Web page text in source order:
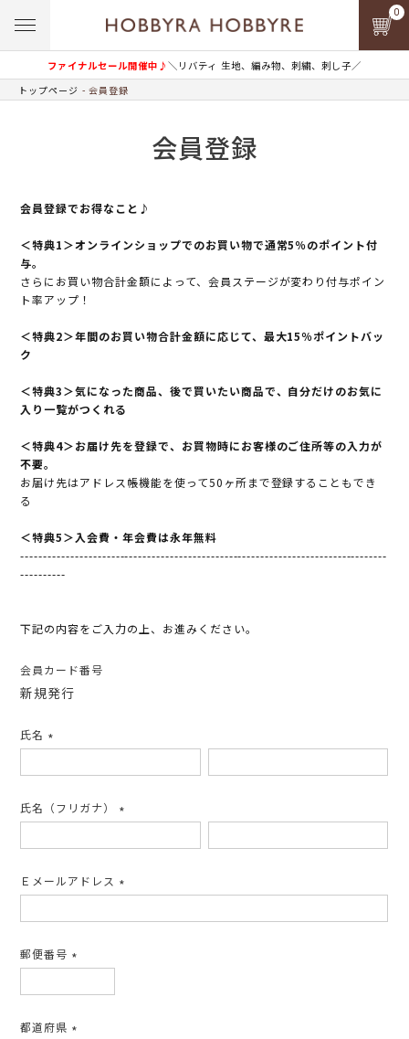
ファイナルセール開催中♪＼リバティ 生地、編み物、刺繍、刺し子／
0
トップページ 会員登録
会員登録
会員登録でお得なこと♪
＜特典1＞オンラインショップでのお買い物で通常5％のポイント付
与。
さらにお買い物合計金額によって、会員ステージが変わり付与ポイン
ト率アップ！
＜特典2＞年間のお買い物合計金額に応じて、最大15％ポイントバッ
ク
＜特典3＞気になった商品、後で買いたい商品で、自分だけのお気に
入り一覧がつくれる
＜特典4＞お届け先を登録で、お買物時にお客様のご住所等の入力が
不要。
お届け先はアドレス帳機能を使って50ヶ所まで登録することもでき
る
＜特典5＞入会費・年会費は永年無料
---------------------------------------------------------------------------------
----------
下記の内容をご入力の上、お進みください。
会員カード番号
新規発行
氏名
須)
氏名（フリガナ）
須)
Ｅメールアドレス
須)
郵便番号
須)
都道府県